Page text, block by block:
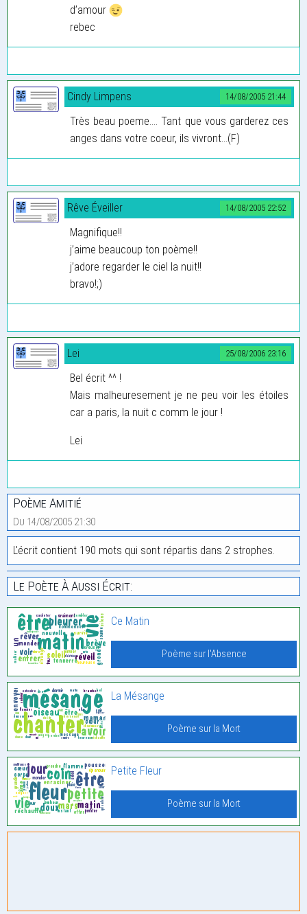
d’amour
rebec
14/08/2005 21:44
Cindy Limpens
Très beau poeme.... Tant que vous garderez ces
anges dans votre coeur, ils vivront...(F)
14/08/2005 22:52
Rêve Éveiller
Magnifique!!
j’aime beaucoup ton poème!!
j’adore regarder le ciel la nuit!!
bravo!;)
25/08/2006 23:16
Lei
Bel écrit ^^ !
Mais malheuresement je ne peu voir les étoiles
car a paris, la nuit c comm le jour !
Lei
Poème Amitié
Du 14/08/2005 21:30
L'écrit contient 190 mots qui sont répartis dans 2 strophes.
Le Poète À Aussi Écrit:
Ce Matin
Poème sur l'Absence
La Mésange
Poème sur la Mort
Petite Fleur
Poème sur la Mort